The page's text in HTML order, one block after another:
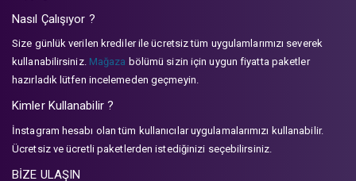
Nasıl Çalışıyor ?
Size günlük verilen krediler ile ücretsiz tüm uygulamlarımızı severek
kullanabilirsiniz. Mağaza bölümü sizin için uygun fiyatta paketler
hazırladık lütfen incelemeden geçmeyin.
Kimler Kullanabilir ?
İnstagram hesabı olan tüm kullanıcılar uygulamalarımızı kullanabilir.
Ücretsiz ve ücretli paketlerden istediğinizi seçebilirsiniz.
BİZE ULAŞIN